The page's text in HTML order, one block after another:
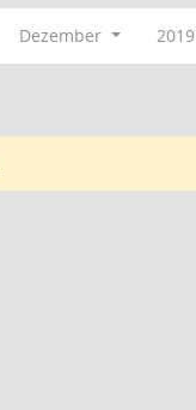
Dezember 2019